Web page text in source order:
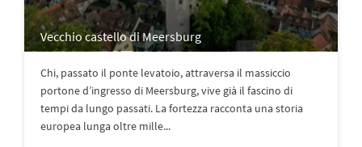
Vecchio castello di Meersburg
Chi, passato il ponte levatoio, attraversa il massiccio
portone d’ingresso di Meersburg, vive già il fascino di
tempi da lungo passati. La fortezza racconta una storia
europea lunga oltre mille...